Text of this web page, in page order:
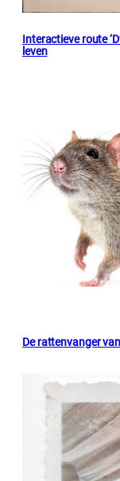
Interactieve route
leven
De rattenvanger